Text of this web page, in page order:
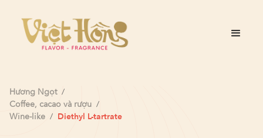
Hương Ngọt /
Coffee, cacao và rượu /
Wine-like / Diethyl L-tartrate